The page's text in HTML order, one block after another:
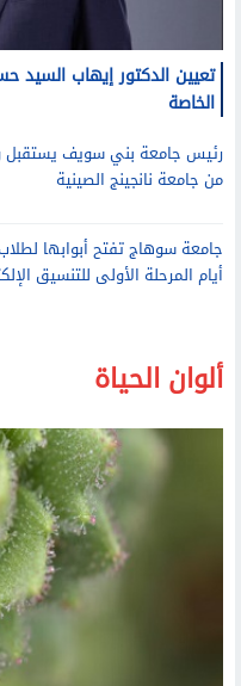
رئيس جامعة بني سويف يستقبل
من جامعة نانجينج الصينية
جامعة سوهاج تفتح أبوابها لطلاب
أيام المرحلة الأولى للتنسيق
ألوان الحياة
زهرة جبلية في الصين تنضم